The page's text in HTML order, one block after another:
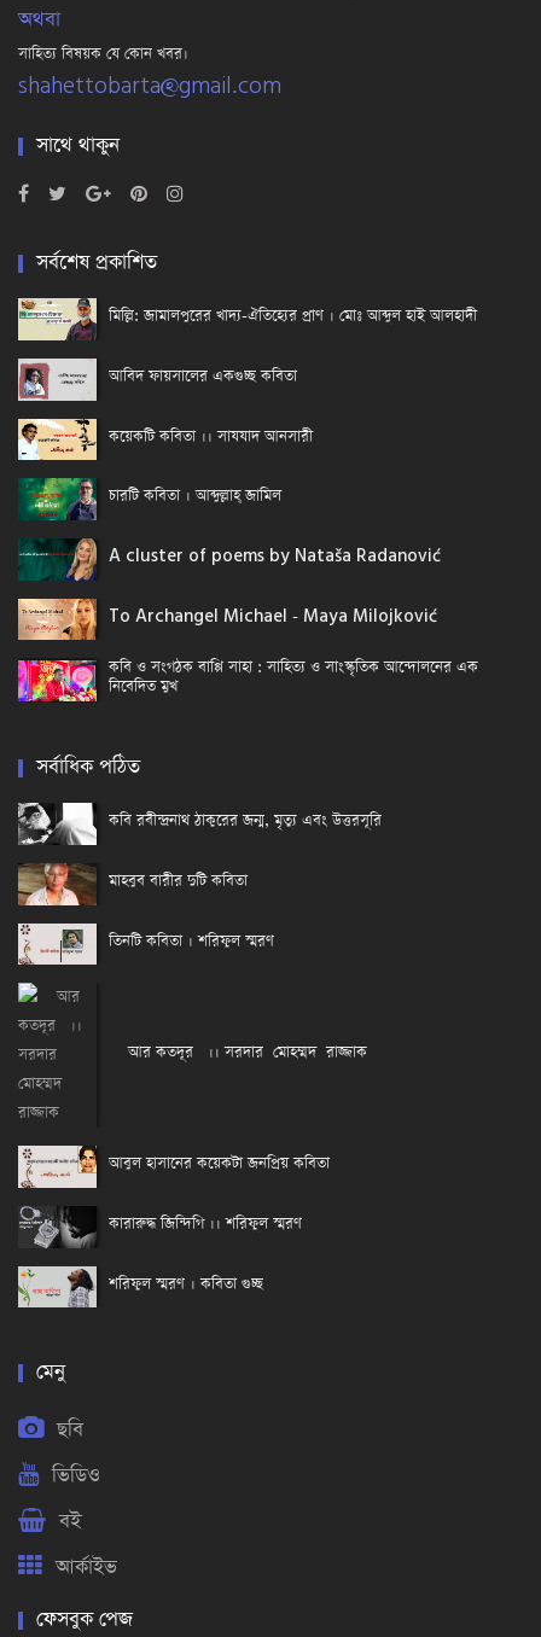
অথবা
সাহিত্য বিষয়ক যে কোন খবর।
shahettobarta@gmail.com
সাথে থাকুন
সর্বশেষ প্রকাশিত
মিল্লি: জামালপুরের খাদ্য-ঐতিহ্যের প্রাণ । মোঃ আব্দুল হাই আলহাদী
আবিদ ফায়সালের একগুচ্ছ কবিতা
কয়েকটি কবিতা ।। সাযযাদ আনসারী
চারটি কবিতা । আব্দুল্লাহ্ জামিল
A cluster of poems by Nataša Radanović
To Archangel Michael - Maya Milojković
কবি ও সংগঠক বাপ্পি সাহা : সাহিত্য ও সাংস্কৃতিক আন্দোলনের এক
নিবেদিত মুখ
সর্বাধিক পঠিত
কবি রবীন্দ্রনাথ ঠাকুরের জন্ম, মৃত্যু এবং উত্তরসূরি
মাহবুব বারীর দুটি কবিতা
তিনটি কবিতা । শরিফুল স্মরণ
আর কতদূর ।। সরদার মোহম্মদ রাজ্জাক
আবুল হাসানের কয়েকটা জনপ্রিয় কবিতা
কারারুদ্ধ জিন্দিগি ।। শরিফুল স্মরণ
শরিফুল স্মরণ । কবিতা গুচ্ছ
মেনু
ছবি
ভিডিও
বই
আর্কাইভ
ফেসবুক পেজ